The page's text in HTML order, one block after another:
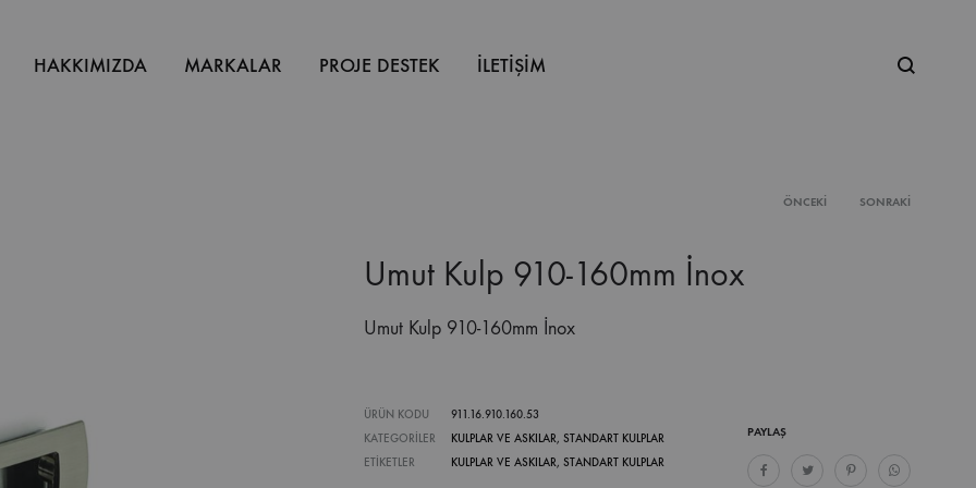
HAKKIMIZDA MARKALAR PROJE DESTEK İLETİŞİM
Ne
ÖNCEKI SONRAKI
Umut Kulp 910-160mm İnox
Umut Kulp 910-160mm İnox
PAYLAŞ
ÜRÜN KODU
911.16.910.160.53
KATEGORILER
KULPLAR VE ASKILAR, STANDART KULPLAR
ETIKETLER
KULPLAR VE ASKILAR, STANDART KULPLAR